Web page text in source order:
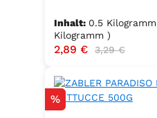
Inhalt: 0.5 Kilogramm
Kilogramm )
Verkaufspreis:
2,89 € Regulärer Preis:
3,29 €
Rabatt
%